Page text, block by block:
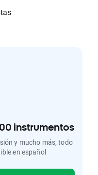
instrumentos
y mucho más, todo
en español